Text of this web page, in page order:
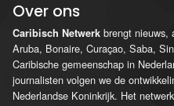
Over ons
Caribisch Netwerk brengt nieuws,
Aruba, Bonaire, Curaçao, Saba,
Caribische gemeenschap in
journalisten volgen we de
Nederlandse Koninkrijk. Het